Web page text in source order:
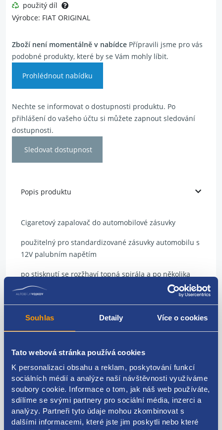
Souhlas Detaily Více o cookies
Tato webová stránka používá cookies
K personalizaci obsahu a reklam, poskytování funkcí
sociálních médií a analýze naší návštěvnosti využíváme
soubory cookie. Informace o tom, jak náš web používáte,
sdílíme se svými partnery pro sociální média, inzerci a
analýzy. Partneři tyto údaje mohou zkombinovat s
dalšími informacemi, které jste jim poskytli nebo které
použitý díl
Výrobce: FIAT ORIGINAL
Zboží není momentálně v nabídce Přípravili jsme pro vás
podobné produkty, které by se Vám mohly líbit.
Prohlédnout nabídku
Nechte se informovat o dostupnosti produktu. Po
přihlášení do vašeho účtu si můžete zapnout sledování
dostupnosti.
Sledovat dostupnost
Popis produktu
Cigaretový zapalovač do automobilové zásuvky
použitelný pro standardizované zásuvky automobilu s
12V palubním napětím
po stisknutí se rozžhaví topná spirála a po několika
sekundách zapalovač automaticky povyjede ze
zásuvky a topnou spirálou lze zapálit cigaretu
Kódy produktu
712141080
Použitelné pro vozy